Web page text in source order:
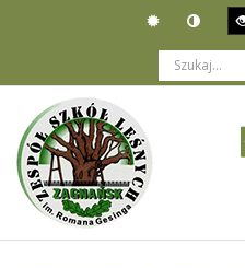
Jesteś tutaj: Ogłoszenia
Wynik naboru - nauczyciel